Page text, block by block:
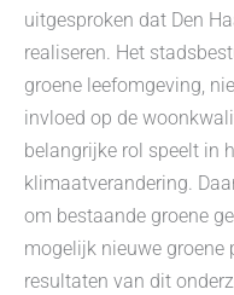
uitgesproken dat Den
realiseren. Het
groene leefomgeving,
invloed op de
belangrijke rol speelt in
klimaatverandering.
om bestaande groene
mogelijk nieuwe groene
resultaten van dit